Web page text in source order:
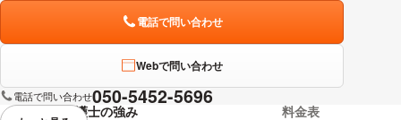
電話で問い合わせ
Webで問い合わせ
電話で問い合わせ050-5452-5696
弁護士の強み
料金表